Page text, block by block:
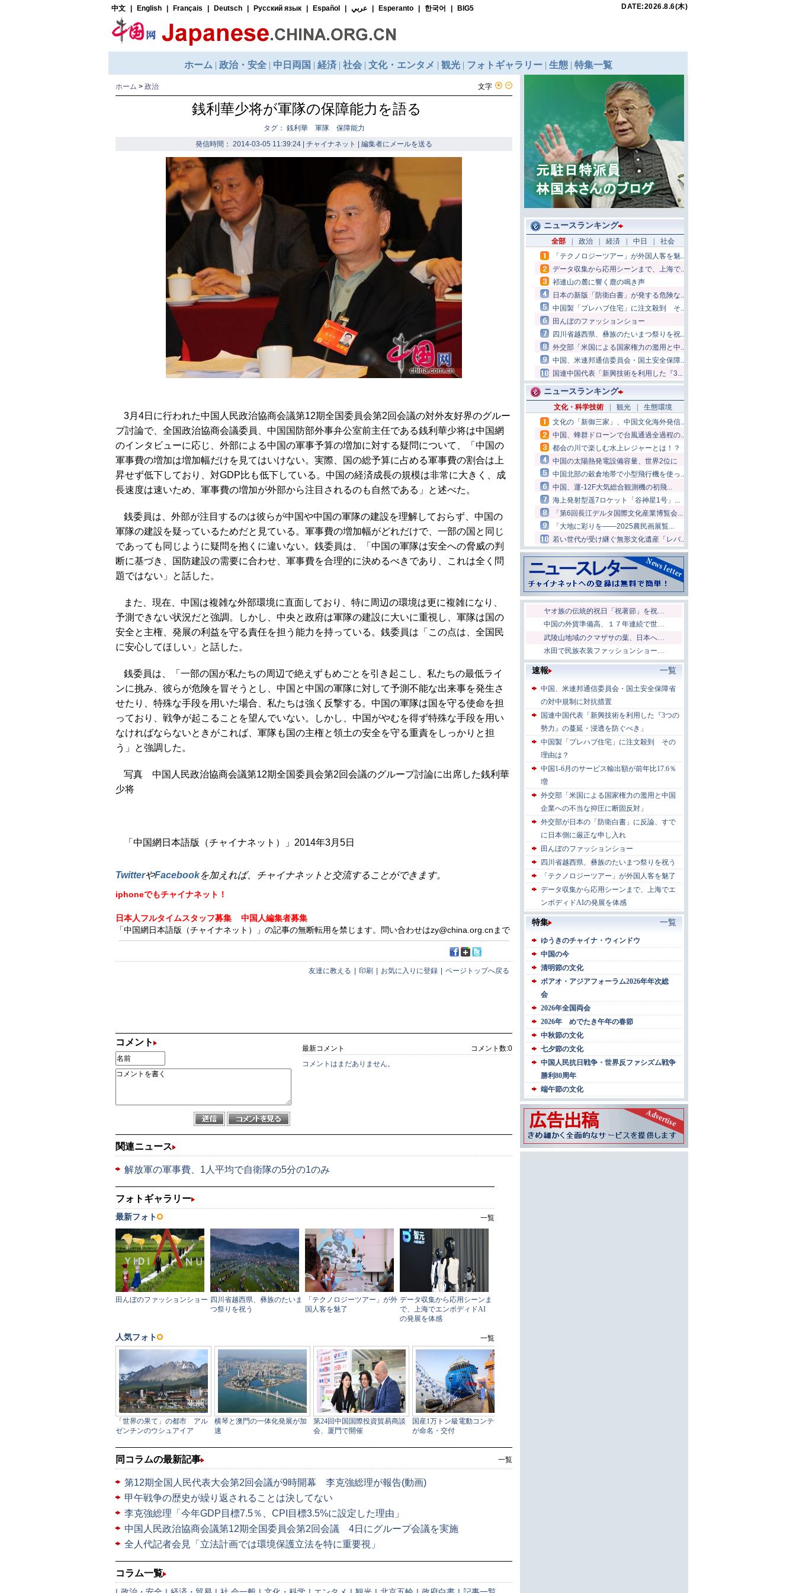
文字
ホーム > 政治
銭利華少将が軍隊の保障能力を語る
タグ： 銭利華 軍隊 保障能力
発信時間： 2014-03-05 11:39:24 | チャイナネット | 編集者にメールを送る
3月4日に行われた中国人民政治協商会議第12期全国委員会第2回会議の対外友好界のグルー
プ討論で、全国政治協商会議委員、中国国防部外事弁公室前主任である銭利華少将は中国網
のインタビューに応じ、外部による中国の軍事予算の増加に対する疑問について、「中国の
軍事費の増加は増加幅だけを見てはいけない。実際、国の総予算に占める軍事費の割合は上
昇せず低下しており、対GDP比も低下している。中国の経済成長の規模は非常に大きく、成
長速度は速いため、軍事費の増加が外部から注目されるのも自然である」と述べた。
銭委員は、外部が注目するのは彼らが中国や中国の軍隊の建設を理解しておらず、中国の
軍隊の建設を疑っているためだと見ている。軍事費の増加幅がどれだけで、一部の国と同じ
であっても同じように疑問を抱くに違いない。銭委員は、「中国の軍隊は安全への脅威の判
断に基づき、国防建設の需要に合わせ、軍事費を合理的に決めるべきであり、これは全く問
題ではない」と話した。
また、現在、中国は複雑な外部環境に直面しており、特に周辺の環境は更に複雑になり、
予測できない状況だと強調。しかし、中央と政府は軍隊の建設に大いに重視し、軍隊は国の
安全と主権、発展の利益を守る責任を担う能力を持っている。銭委員は「この点は、全国民
に安心してほしい」と話した。
銭委員は、「一部の国が私たちの周辺で絶えずもめごとを引き起こし、私たちの最低ライ
ンに挑み、彼らが危険を冒そうとし、中国と中国の軍隊に対して予測不能な出来事を発生さ
せたり、特殊な手段を用いた場合、私たちは強く反撃する。中国の軍隊は国を守る使命を担
っており、戦争が起こることを望んでいない。しかし、中国がやむを得ず特殊な手段を用い
なければならないときがこれば、軍隊も国の主権と領土の安全を守る重責をしっかりと担
う」と強調した。
写真 中国人民政治協商会議第12期全国委員会第2回会議のグループ討論に出席した銭利華
少将
「中国網日本語版（チャイナネット）」2014年3月5日
TwitterやFacebookを加えれば、チャイナネットと交流することができます。
iphoneでもチャイナネット！
日本人フルタイムスタッフ募集
中国人編集者募集
「中国網日本語版（チャイナネット）」の記事の無断転用を禁じます。問い合わせはzy@china.org.cnまで
友達に教える 印刷 お気に入りに登録 ページトップへ戻る
コメント
コメント数:0
最新コメント
コメントはまだありません。
関連ニュース
解放軍の軍事費、1人平均で自衛隊の5分の1のみ
一覧
同コラムの最新記事
第12期全国人民代表大会第2回会議が9時開幕 李克強総理が報告(動画)
甲午戦争の歴史が繰り返されることは決してない
李克強総理「今年GDP目標7.5％、CPI目標3.5%に設定した理由」
中国人民政治協商会議第12期全国委員会第2回会議 4日にグループ会議を実施
全人代記者会見「立法計画では環境保護立法を特に重要視」
コラム一覧